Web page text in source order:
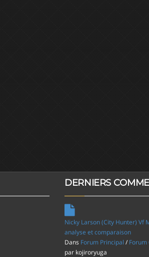
DERNIERS
Nicky Larson (City Hunter) Vf
analyse et comparaison
Dans Forum Principal / Forum
par kojiroryuga